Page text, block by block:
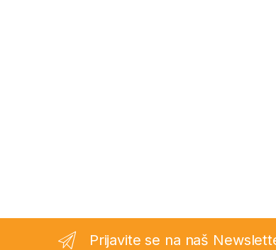
Prijavite se na naš